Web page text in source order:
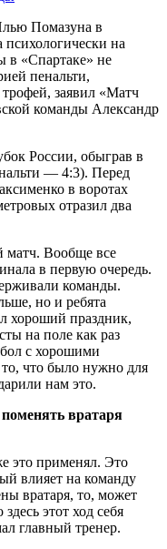
Помазуна в
на
в «Спартаке» не
пенальти,
заявил «Матч
команды Александр
России, обыграв в
— 4:3). Перед
в воротах
отразил два
Вообще все
в первую очередь.
команды.
но и ребята
хороший праздник,
на поле как раз
с хорошими
что было нужно для
нам это.
вратаря
это применял. Это
влияет на команду
вратаря, то, может
этот ход себя
главный тренер.